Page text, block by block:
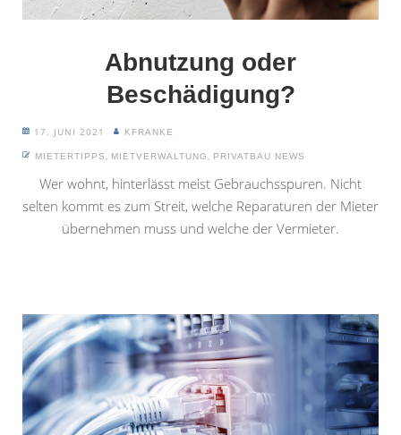
Abnutzung oder
Beschädigung?
17. JUNI 2021 KFRANKE
MIETERTIPPS MIETVERWALTUNG PRIVATBAU NEWS
Wer wohnt, hinterlässt meist Gebrauchsspuren. Nicht
selten kommt es zum Streit, welche Reparaturen der Mieter
übernehmen muss und welche der Vermieter.